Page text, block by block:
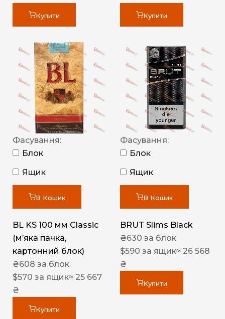
Купити Купити
Фасування:
Блок
Ящик
В Кошик
BL KS 100 мм Classic
(м’яка пачка,
картонний блок)
₴608 за блок
$570 за ящик≈ 25 667
₴
Купити
Фасування:
Блок
Ящик
В Кошик
BRUT Slims Black
₴630 за блок
$590 за ящик≈ 26 568
₴
Купити